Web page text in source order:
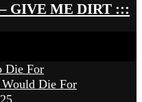
GIVE ME DIRT :::
Die For
Would Die For